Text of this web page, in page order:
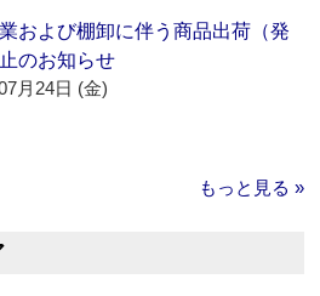
および棚卸に伴う商品出荷（発
のお知らせ
月24日 (金)
もっと見る »